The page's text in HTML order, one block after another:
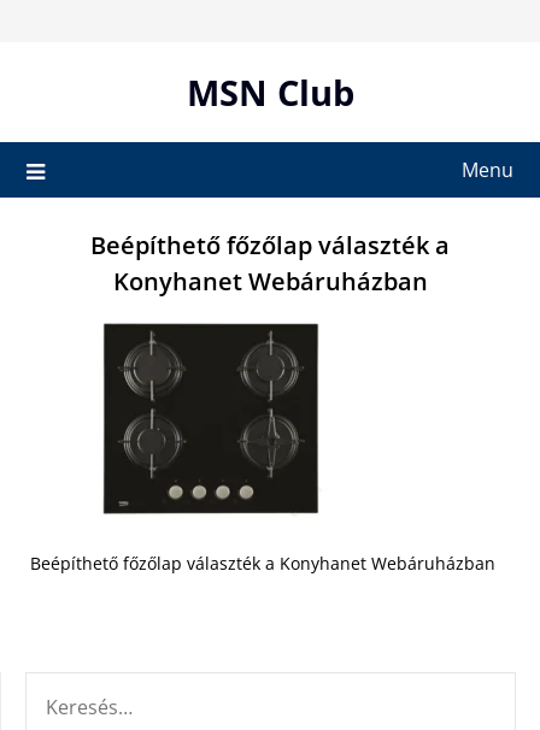
MSN Club
Menu
Beépíthető főzőlap választék a
Konyhanet Webáruházban
Beépíthető főzőlap választék a Konyhanet Webáruházban